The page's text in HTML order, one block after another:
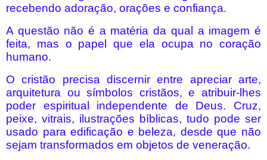
recebendo adoração, orações e confiança.
A questão não é a matéria da qual a imagem é
feita, mas o papel que ela ocupa no coração
humano.
O cristão precisa discernir entre apreciar arte,
arquitetura ou símbolos cristãos, e atribuir-lhes
poder espiritual independente de Deus. Cruz,
peixe, vitrais, ilustrações bíblicas, tudo pode ser
usado para edificação e beleza, desde que não
sejam transformados em objetos de veneração.